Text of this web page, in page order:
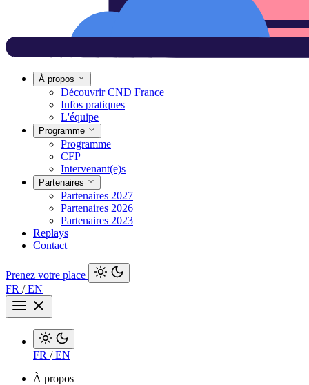
À propos
Découvrir CND France
Infos pratiques
L'équipe
Programme
Programme
CFP
Intervenant(e)s
Partenaires
Partenaires 2027
Partenaires 2026
Partenaires 2023
Replays
Contact
Prenez votre place
FR /EN
FR /EN
À propos